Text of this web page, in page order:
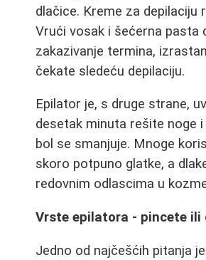
dlačice. Kreme za depilaciju
Vrući vosak i šećerna pasta
zakazivanje termina,
čekate sledeću depilaciju.
Epilator je, s druge strane,
desetak minuta rešite noge
bol se smanjuje. Mnoge
skoro potpuno glatke, a
redovnim odlascima u
Vrste epilatora - pincete ili
Jedno od najčešćih pitanja